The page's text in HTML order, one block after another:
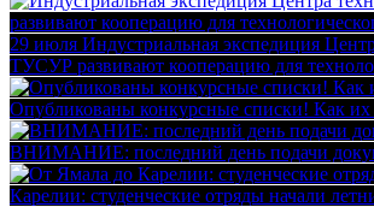
29 июля Индустриальная экспедиция
ТУСУР развивают кооперацию для
Опубликованы конкурсные списки! Как их
ВНИМАНИЕ: последний день подачи
Карелии: студенческие отряды начали